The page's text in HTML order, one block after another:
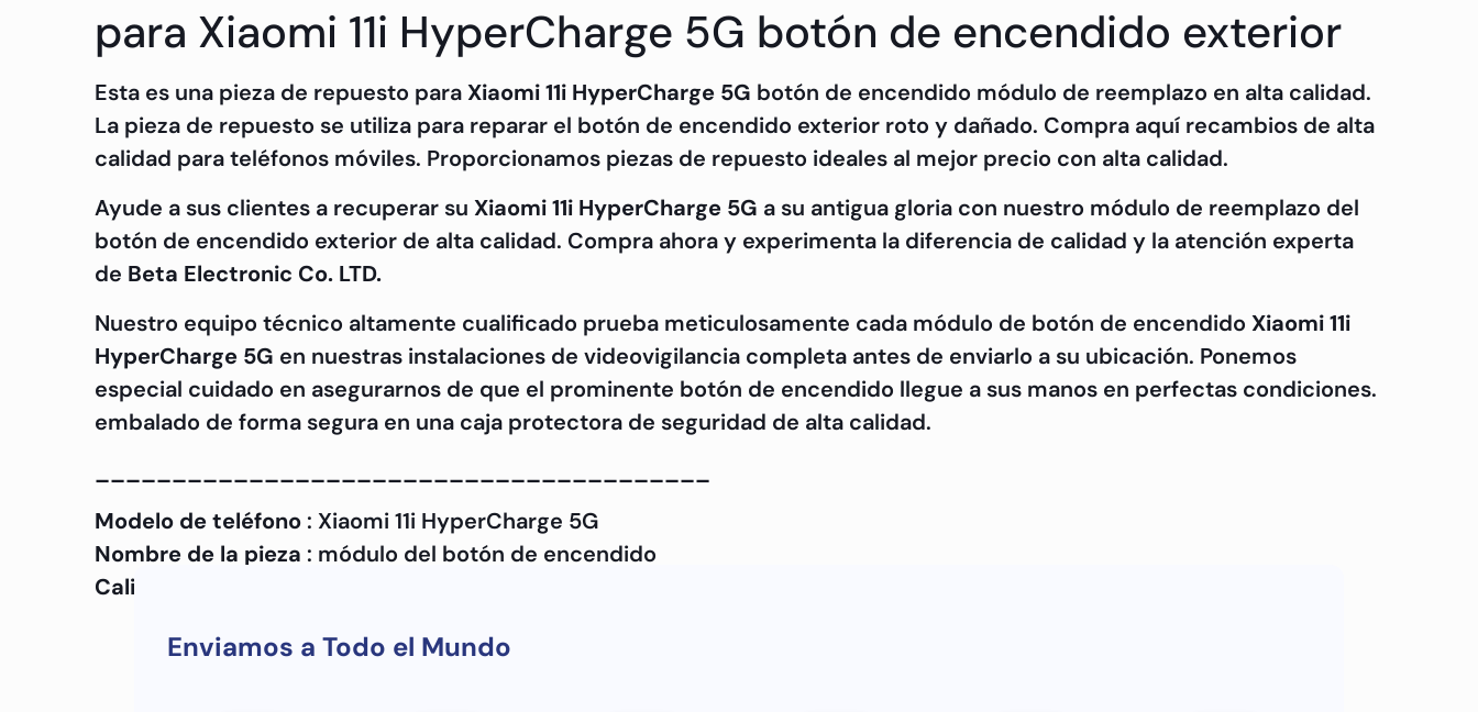
para Xiaomi 11i HyperCharge 5G botón de encendido exterior
Esta es una pieza de repuesto paraXiaomi 11i HyperCharge 5G botón de encendido módulo de reemplazo en alta calidad.
La pieza de repuesto se utiliza para reparar el botón de encendido exterior roto y dañado. Compra aquí recambios de alta
calidad para teléfonos móviles. Proporcionamos piezas de repuesto ideales al mejor precio con alta calidad.
Ayude a sus clientes a recuperar su Xiaomi 11i HyperCharge 5G a su antigua gloria con nuestro módulo de reemplazo del
botón de encendido exterior de alta calidad. Compra ahora y experimenta la diferencia de calidad y la atención experta
de Beta Electronic Co. LTD.
Nuestro equipo técnico altamente cualificado prueba meticulosamente cada módulo de botón de encendido Xiaomi 11i
HyperCharge 5G en nuestras instalaciones de videovigilancia completa antes de enviarlo a su ubicación. Ponemos
especial cuidado en asegurarnos de que el prominente botón de encendido llegue a sus manos en perfectas condiciones.
embalado de forma segura en una caja protectora de seguridad de alta calidad.
Modelo de teléfono: Xiaomi 11i HyperCharge 5G
Nombre de la pieza : módulo del botón de encendido
Calidad :
Enviamos a Todo el Mundo